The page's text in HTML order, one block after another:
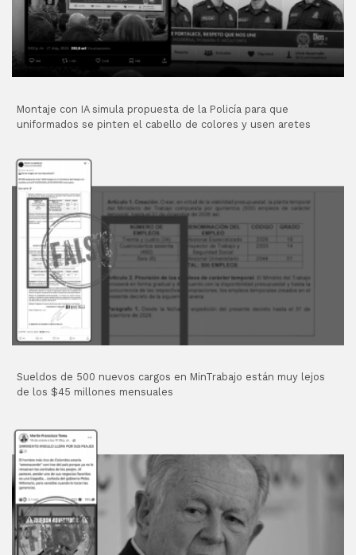
Montaje con IA simula propuesta de la Policía para que
uniformados se pinten el cabello de colores y usen aretes
Sueldos de 500 nuevos cargos en MinTrabajo están muy lejos
de los $45 millones mensuales